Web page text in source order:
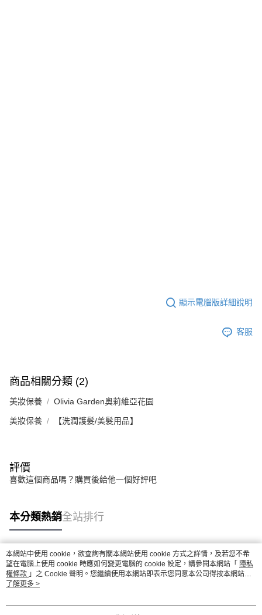
顯示電腦版詳細說明
客服
商品相關分類 (2)
美妝保養 Olivia Garden奧莉維亞花園
美妝保養 【洗潤護髮/美髮用品】
評價
喜歡這個商品嗎？購買後給他一個好評吧
本分類熱銷全站排行
熱門標籤
本網站中使用 cookie，欲查詢有關本網站使用 cookie 方式之詳情，及若您不希
望在電腦上使用 cookie 時應如何變更電腦的 cookie 設定，請參閱本網站「 隱私
權條款 」之 Cookie 聲明。您繼續使用本網站即表示您同意本公司得按本網站使
用條款之 Cookie 聲明使用 cookie。
了解更多 >